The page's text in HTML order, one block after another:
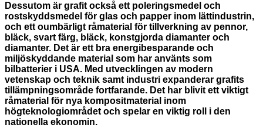
Dessutom är grafit också ett poleringsmedel och
rostskyddsmedel för glas och papper inom lättindustrin,
och ett oumbärligt råmaterial för tillverkning av pennor,
bläck, svart färg, bläck, konstgjorda diamanter och
diamanter. Det är ett bra energibesparande och
miljöskyddande material som har använts som
bilbatterier i USA. Med utvecklingen av modern
vetenskap och teknik samt industri expanderar grafits
tillämpningsområde fortfarande. Det har blivit ett viktigt
råmaterial för nya kompositmaterial inom
högteknologiområdet och spelar en viktig roll i den
nationella ekonomin.